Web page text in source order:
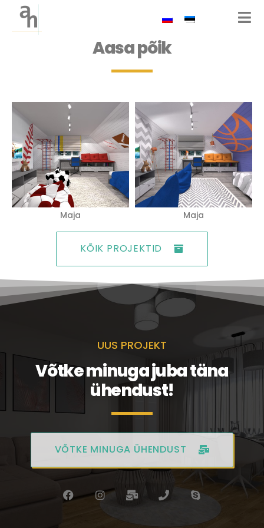
Aasa põik
Maja Maja
KÕIK PROJEKTID
UUS PROJEKT
Võtke minuga juba täna
ühendust!
VÕTKE MINUGA ÜHENDUST